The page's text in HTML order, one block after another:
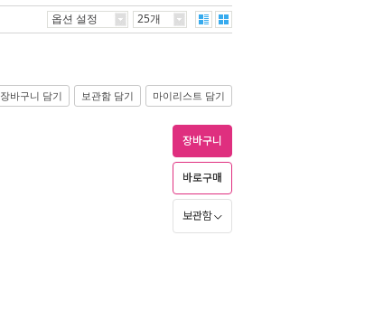
옵션 설정 25개
장바구니 담기 보관함 담기 마이리스트 담기
장바구니
바로구매
보관함